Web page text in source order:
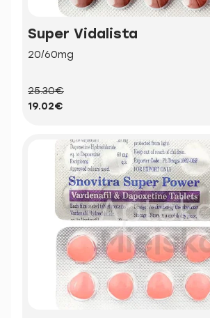
Super Vidalista
20/60mg
25.30€
19.02€